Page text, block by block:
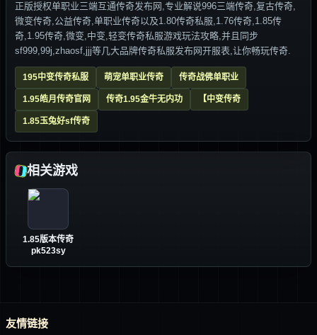
正版授权单职业三端互通传奇发布网,专业解说996三端传奇,复古传奇,
微变传奇,公益传奇,单职业传奇以及1.80传奇私服,1.76传奇,1.85传
奇,1.95传奇,微变,中变,轻变传奇私服游戏玩法攻略,并且同步
sf999,99j,zhaosf,jjj等几大品牌传奇私服发布网开服表,让你畅玩传奇.
195中变传奇私服 萌宠单职业传奇 传奇战佛单职业
1.95皓月传奇官网 传奇1.95金牛无内功 【中变传奇
1.85玉兔好sf传奇
相关游戏
1.85版本传奇
pk523sy
友情链接